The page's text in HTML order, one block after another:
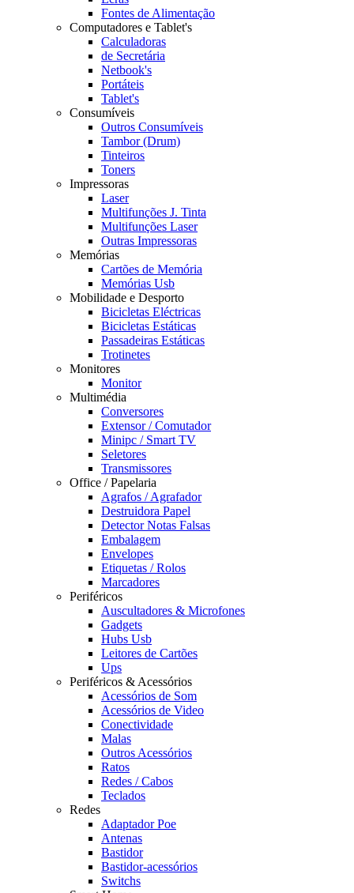
Fontes de Alimentação
Computadores e Tablet's
Calculadoras
de Secretária
Netbook's
Portáteis
Tablet's
Consumíveis
Outros Consumíveis
Tambor (Drum)
Tinteiros
Toners
Impressoras
Laser
Multifunções J. Tinta
Multifunções Laser
Outras Impressoras
Memórias
Cartões de Memória
Memórias Usb
Mobilidade e Desporto
Bicicletas Eléctricas
Bicicletas Estáticas
Passadeiras Estáticas
Trotinetes
Monitores
Monitor
Multimédia
Conversores
Extensor / Comutador
Minipc / Smart TV
Seletores
Transmissores
Office / Papelaria
Agrafos / Agrafador
Destruidora Papel
Detector Notas Falsas
Embalagem
Envelopes
Etiquetas / Rolos
Marcadores
Periféricos
Auscultadores & Microfones
Gadgets
Hubs Usb
Leitores de Cartões
Ups
Periféricos & Acessórios
Acessórios de Som
Acessórios de Video
Conectividade
Malas
Outros Acessórios
Ratos
Redes / Cabos
Teclados
Redes
Adaptador Poe
Antenas
Bastidor
Bastidor-acessórios
Switchs